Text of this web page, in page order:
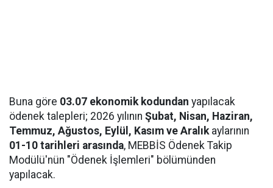
Buna göre 03.07 ekonomik kodundan yapılacak
ödenek talepleri; 2026 yılının Şubat, Nisan, Haziran,
Temmuz, Ağustos, Eylül, Kasım ve Aralıkaylarının
01-10 tarihleri arasında, MEBBİS Ödenek Takip
Modülü'nün "Ödenek İşlemleri" bölümünden
yapılacak.